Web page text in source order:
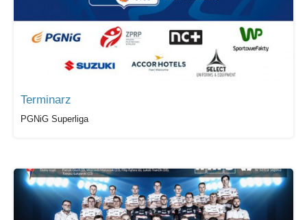
Terminarz
PGNiG Superliga